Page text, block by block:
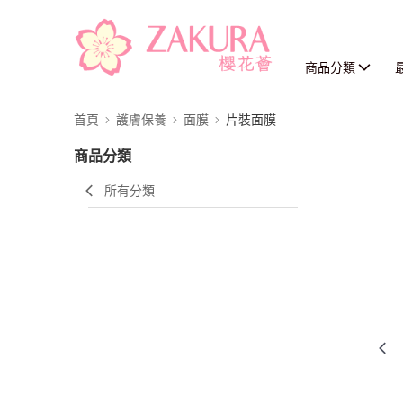
商品分類
首頁 護膚保養 面膜 片裝面膜
商品分類
所有分類